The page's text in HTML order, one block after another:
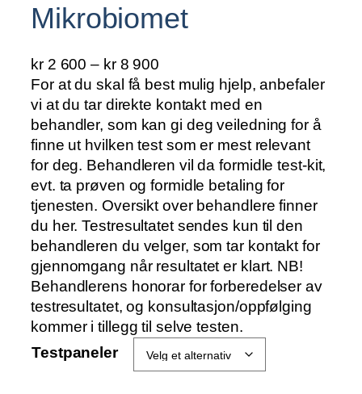
Mikrobiomet
kr2 600 – kr8 900
r
i
s
o
m
r
å
d
e
:
k
r
For at du skal få best mulig hjelp, anbefaler
vi at du tar direkte kontakt med en
behandler, som kan gi deg veiledning for å
finne ut hvilken test som er mest relevant
for deg. Behandleren vil da formidle test-kit,
evt. ta prøven og formidle betaling for
tjenesten. Oversikt over behandlere finner
du her. Testresultatet sendes kun til den
behandleren du velger, som tar kontakt for
gjennomgang når resultatet er klart. NB!
Behandlerens honorar for forberedelser av
testresultatet, og konsultasjon/oppfølging
kommer i tillegg til selve testen.
Testpaneler